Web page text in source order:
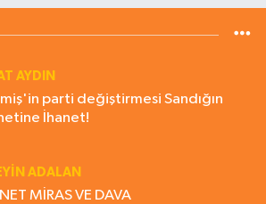
AYDIN
parti değiştirmesi Sandığın
İhanet!
ADALAN
MİRAS VE DAVA